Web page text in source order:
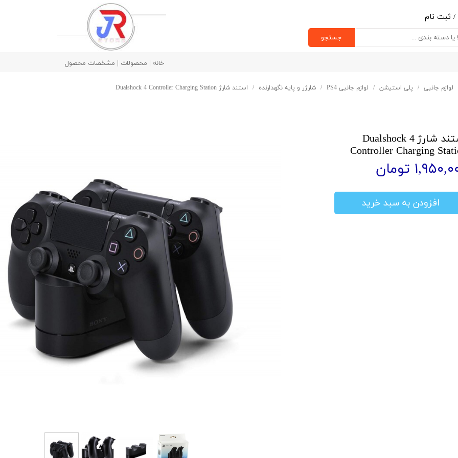
/ ثبت نام
از حساب کاربری
جستجو
خانه | محصولات | مشخصات محصول
لوازم جانبی پلی استیشن لوازم جانبی PS4 شارژر و پایه نگهدارنده استند شارژ Dualshock 4 Controller Charging Station
استند شارژ Dualshock 4
Controller Charging
تومان
افزودن به سبد خرید